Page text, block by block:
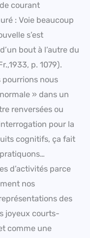
courant
: Voie beaucoup
s’est
bout à l’autre du
p. 1079).
pourrions nous
» dans un
renversées ou
pour la
cognitifs, ça fait
d’activités parce
nos
des
joyeux courts-
comme une